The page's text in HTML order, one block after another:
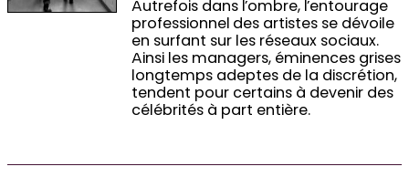
Autrefois dans l’ombre, l’entourage
professionnel des artistes se dévoile
en surfant sur les réseaux sociaux.
Ainsi les managers, éminences grises
longtemps adeptes de la discrétion,
tendent pour certains à devenir des
célébrités à part entière.